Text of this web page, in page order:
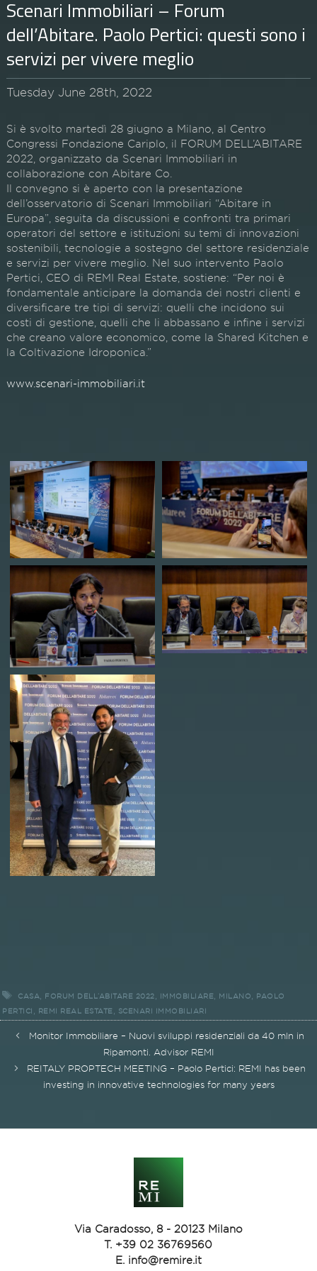
Scenari Immobiliari – Forum
dell’Abitare. Paolo Pertici: questi sono i
servizi per vivere meglio
Tuesday June 28th, 2022
Si è svolto martedì 28 giugno a Milano, al Centro
Congressi Fondazione Cariplo, il FORUM DELL’ABITARE
2022, organizzato da Scenari Immobiliari in
collaborazione con Abitare Co.
Il convegno si è aperto con la presentazione
dell’osservatorio di Scenari Immobiliari “Abitare in
Europa”, seguita da discussioni e confronti tra primari
operatori del settore e istituzioni su temi di innovazioni
sostenibili, tecnologie a sostegno del settore residenziale
e servizi per vivere meglio. Nel suo intervento Paolo
Pertici, CEO di REMI Real Estate, sostiene: “Per noi è
fondamentale anticipare la domanda dei nostri clienti e
diversificare tre tipi di servizi: quelli che incidono sui
costi di gestione, quelli che li abbassano e infine i servizi
che creano valore economico, come la Shared Kitchen e
la Coltivazione Idroponica.”
www.scenari-immobiliari.it
Tags
CASA FORUM DELL’ABITARE 2022 IMMOBILIARE MILANO
PAOLO
PERTICI
REMI REAL ESTATE SCENARI IMMOBILIARI
Post
Monitor Immobiliare – Nuovi sviluppi residenziali da 40 mln in
Ripamonti. Advisor REMI
REITALY PROPTECH MEETING – Paolo Pertici: REMI has been
investing in innovative technologies for many years
Via Caradosso, 8 - 20123 Milano
T. +39 02 36769560
E. info@remire.it